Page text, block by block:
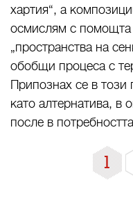
хартия“, а
осмислям с помощта
„пространства на
обобщи процеса с
Припознах се в този
като алтернатива, в
после в
1